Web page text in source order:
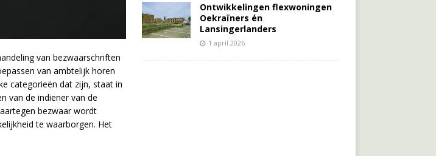
van bezwaarschriften
van ambtelijk horen
categorieën dat zijn, staat in
van de indiener van de
bezwaar wordt
te waarborgen. Het
Ontwikkelingen flexwoningen
Oekraïners én
Lansingerlanders
1 april 2026